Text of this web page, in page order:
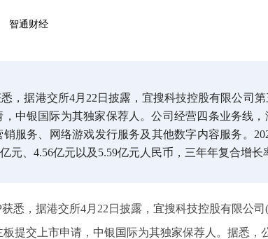
智通财经
，据港交所4月22日披露，宜搜科技控股有限公司
，中银国际为其独家保荐人。公司经营四条业务线
服务、网络游戏发行服务及其他数字内容服务。
元、4.56亿元以及5.59亿元人民币，三年年复合增长
悉，据港交所4月22日披露，宜搜科技控股有限公司
提交上市申请，中银国际为其独家保荐人。据悉，